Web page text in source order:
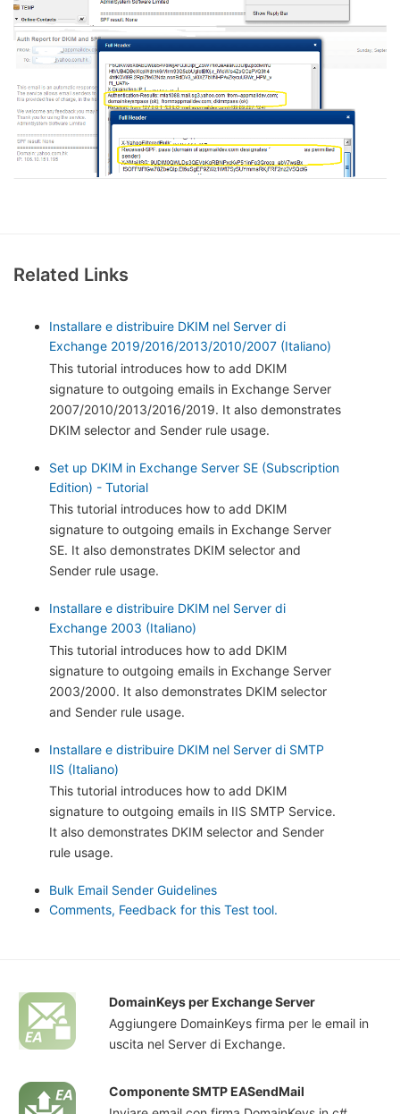
Related Links
Installare e distribuire DKIM nel Server di
Exchange 2019/2016/2013/2010/2007 (Italiano)
This tutorial introduces how to add DKIM
signature to outgoing emails in Exchange Server
2007/2010/2013/2016/2019. It also demonstrates
DKIM selector and Sender rule usage.
Set up DKIM in Exchange Server SE (Subscription
Edition) - Tutorial
This tutorial introduces how to add DKIM
signature to outgoing emails in Exchange Server
SE. It also demonstrates DKIM selector and
Sender rule usage.
Installare e distribuire DKIM nel Server di
Exchange 2003 (Italiano)
This tutorial introduces how to add DKIM
signature to outgoing emails in Exchange Server
2003/2000. It also demonstrates DKIM selector
and Sender rule usage.
Installare e distribuire DKIM nel Server di SMTP
IIS (Italiano)
This tutorial introduces how to add DKIM
signature to outgoing emails in IIS SMTP Service.
It also demonstrates DKIM selector and Sender
rule usage.
Bulk Email Sender Guidelines
Comments, Feedback for this Test tool.
DomainKeys per Exchange Server
Aggiungere DomainKeys firma per le email in
uscita nel Server di Exchange.
Componente SMTP EASendMail